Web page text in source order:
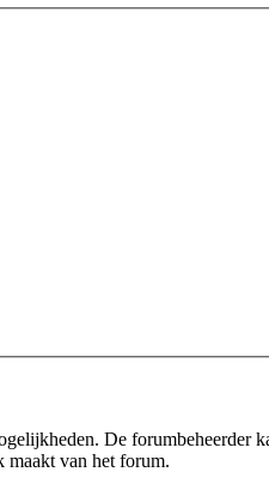
De forumbeheerder
maakt van het forum.